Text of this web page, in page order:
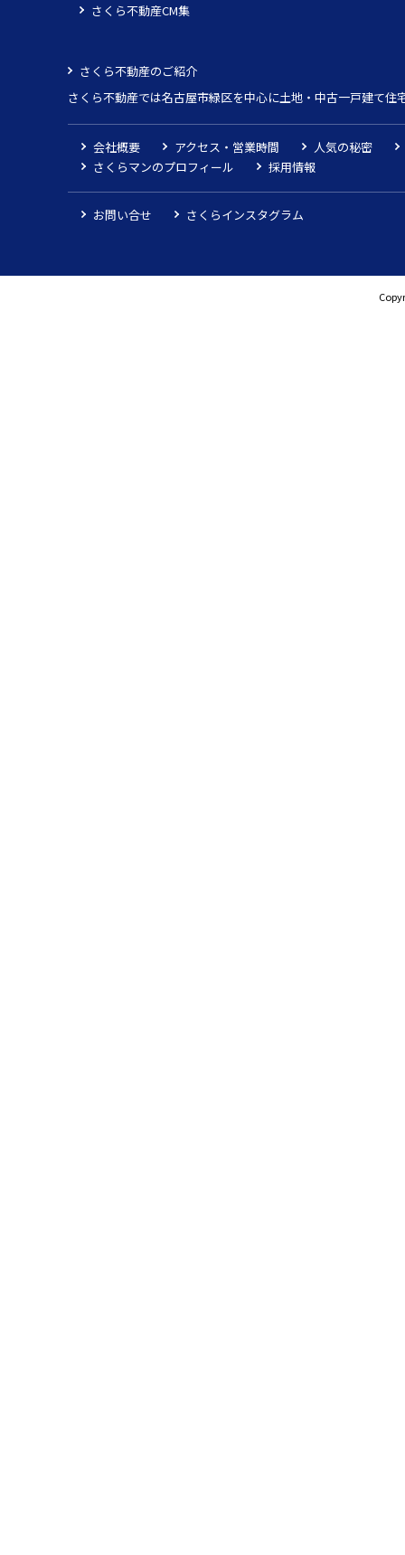
さくら不動産CM集
さくら不動産のご紹介
さくら不動産では名古屋市緑区を中心に土地・中古一戸建て
会社概要 アクセス・営業時間
人気の秘密
さくらマンのプロフィール
採用情報
お問い合せ さくらインスタグラム